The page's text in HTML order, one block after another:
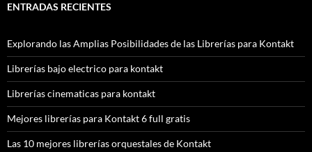
ENTRADAS RECIENTES
Explorando las Amplias Posibilidades de las Librerías para Kontakt
Librerías bajo electrico para kontakt
Librerías cinematicas para kontakt
Mejores librerías para Kontakt 6 full gratis
Las 10 mejores librerías orquestales de Kontakt